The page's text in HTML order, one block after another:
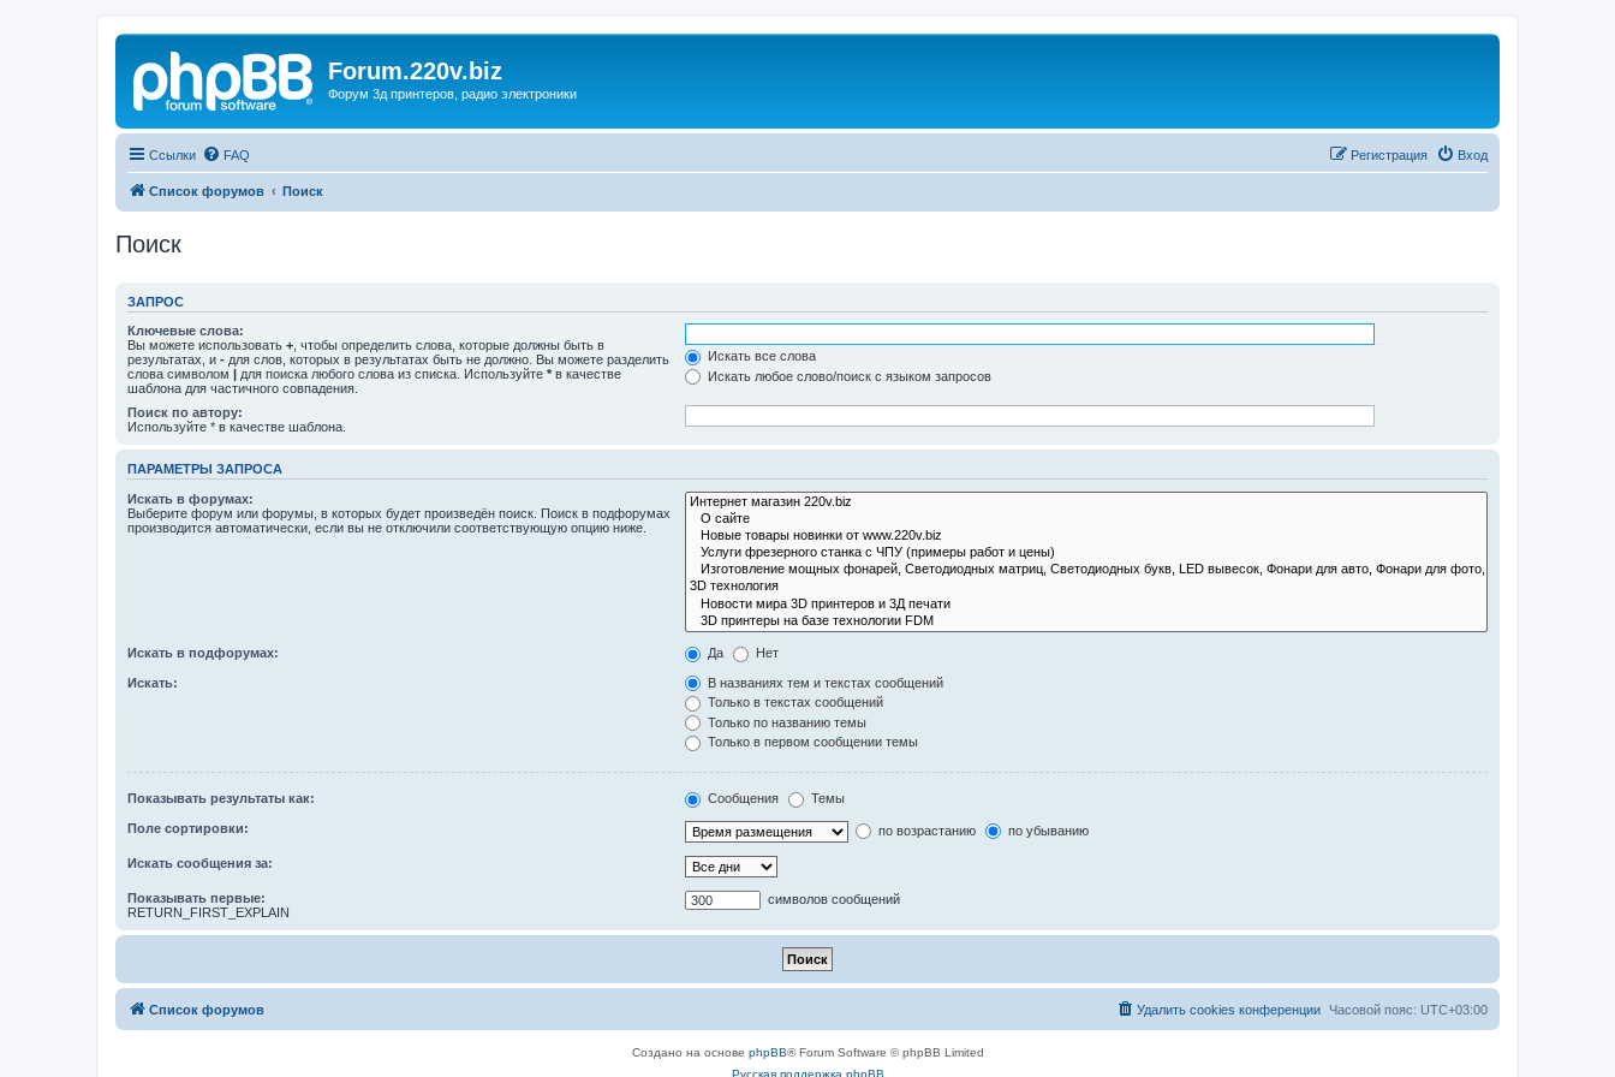
Forum.220v.biz
Форум 3д принтеров, радио электроники
Ссылки FAQ Вход
Регистрация
Список форумов Поиск
Поиск
ЗАПРОС
Ключевые слова:
Вы можете использовать + , чтобы определить слова, которые должны быть в
результатах, и - для слов, которых в результатах быть не должно. Вы можете разделить
слова символом | для поиска любого слова из списка. Используйте * в качестве
шаблона для частичного совпадения.
Искать все слова
Искать любое слово/поиск с языком запросов
Поиск по автору:
Используйте * в качестве шаблона.
ПАРАМЕТРЫ ЗАПРОСА
Искать в форумах:
Выберите форум или форумы, в которых будет произведён поиск. Поиск в подфорумах
производится автоматически, если вы не отключили соответствующую опцию ниже.
Искать в подфорумах: Да Нет
Искать:
В названиях тем и текстах сообщений
Только в текстах сообщений
Только по названию темы
Только в первом сообщении темы
Показывать результаты как: Сообщения Темы
Поле сортировки: по возрастанию по убыванию
Искать сообщения за:
Показывать первые:
RETURN_FIRST_EXPLAIN
символов сообщений
Список форумов Часовой пояс: UTC+03:00
Удалить cookies конференции
Создано на основе phpBB® Forum Software © phpBB Limited
Русская поддержка phpBB